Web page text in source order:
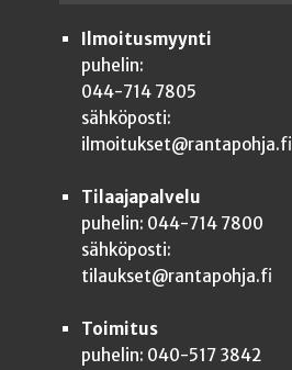
Ilmoitusmyynti
puhelin:
044-714 7805
sähköposti:
ilmoitukset@rantapohja.fi
Tilaajapalvelu
puhelin: 044-714 7800
sähköposti:
tilaukset@rantapohja.fi
Toimitus
puhelin: 040-517 3842